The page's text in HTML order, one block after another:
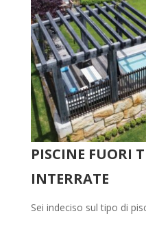
PISCINE FUORI
INTERRATE
Sei indeciso sul tipo di